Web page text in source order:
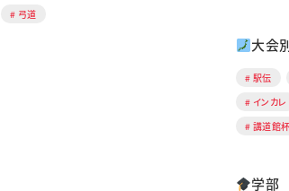
弓道
大会
駅伝
インカレ
講道館杯
学部